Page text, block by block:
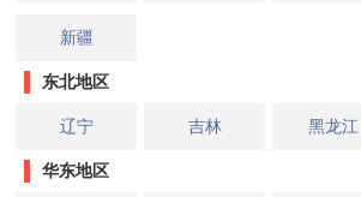
新疆
东北地区
辽宁 吉林 黑龙江
华东地区